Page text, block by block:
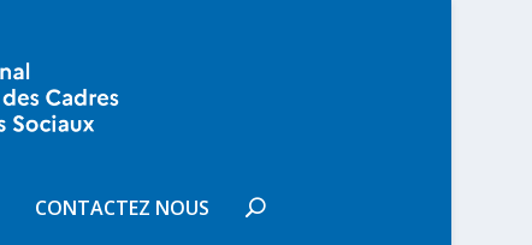
CONTACTEZ NOUS
RECEVOIR LA LETTRE DE LA
MICHODIÈRE